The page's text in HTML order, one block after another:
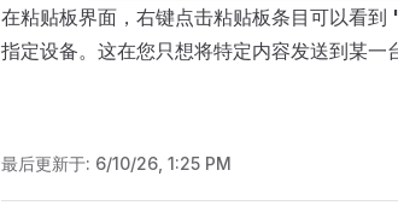
在粘贴板界面，右键点击粘贴板条目可以看到
指定设备。这在您只想将特定内容发送到某一
最后更新于: 6/10/26, 1:25 PM